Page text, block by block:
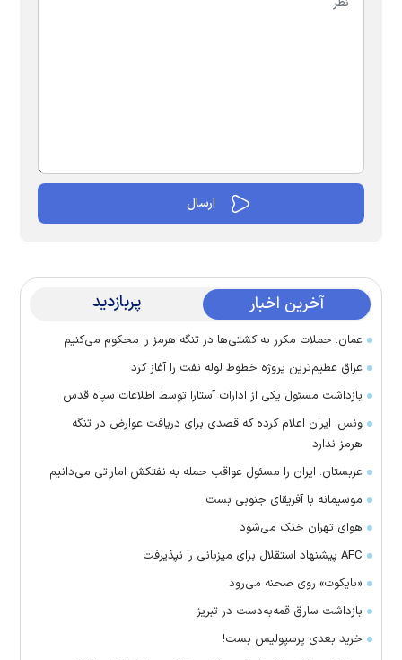
آخرین اخبار پربازدید
عمان: حملات مکرر به کشتی‌ها در تنگه هرمز را محکوم می‌کنیم
عراق عظیم‌ترین پروژه خطوط لوله نفت را آغاز کرد
بازداشت مسئول یکی از ادارات آستارا توسط اطلاعات سپاه قدس
ونس: ایران اعلام کرده که قصدی برای دریافت عوارض در تنگه
هرمز ندارد
عربستان: ایران را مسئول عواقب حمله به نفتکش اماراتی می‌دانیم
موسیمانه با آفریقای جنوبی بست
هوای تهران خنک می‌شود
AFC پیشنهاد استقلال برای میزبانی را نپذیرفت
«بایکوت» روی صحنه می‌رود
بازداشت سارق قمه‌به‌دست در تبریز
خرید بعدی پرسپولیس بست!